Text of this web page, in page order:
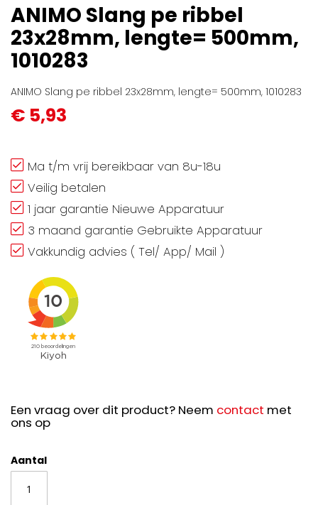
begin
van
de
afbeeldingen-
gallerij
ANIMO Slang pe ribbel
23x28mm, lengte= 500mm,
1010283
ANIMO Slang pe ribbel 23x28mm, lengte= 500mm, 1010283
€ 5,93
Ma t/m vrij bereikbaar van 8u-18u
Veilig betalen
1 jaar garantie Nieuwe Apparatuur
3 maand garantie Gebruikte Apparatuur
Vakkundig advies ( Tel/ App/ Mail )
Een vraag over dit product? Neem contact met
ons op
Aantal